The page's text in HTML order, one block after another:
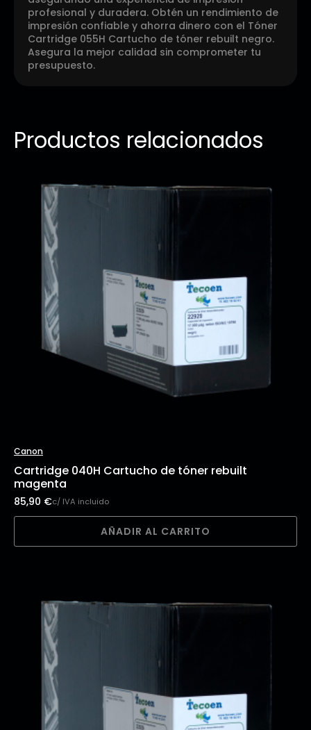
profesional y duradera. Obtén un rendimiento de
impresión confiable y ahorra dinero con el Tóner
Cartridge 055H Cartucho de tóner rebuilt negro.
Asegura la mejor calidad sin comprometer tu
presupuesto.
Productos relacionados
Canon
Cartridge 040H Cartucho de tóner rebuilt
magenta
85,90 €c/ IVA incluido
AÑADIR AL CARRITO